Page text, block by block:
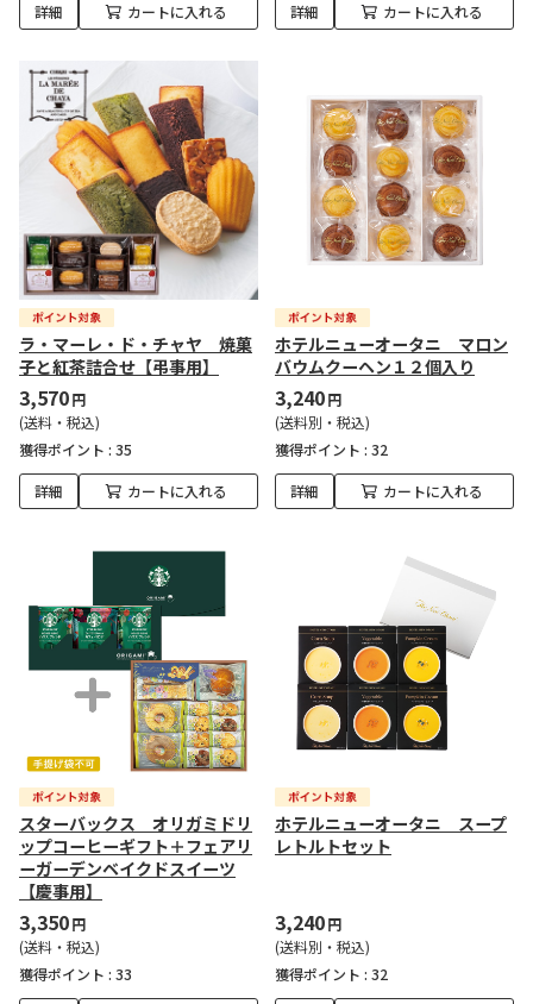
詳細 カートに入れる 詳細 カートに入れる
ラ・マーレ・ド・チャヤ 焼菓
子と紅茶詰合せ【弔事用】
3,570円
(送料・税込)
獲得ポイント : 35
詳細 カートに入れる
ホテルニューオータニ マロン
バウムクーヘン１２個入り
3,240円
(送料別・税込)
獲得ポイント : 32
詳細 カートに入れる
スターバックス オリガミドリ
ップコーヒーギフト＋フェアリ
ーガーデンベイクドスイーツ
【慶事用】
3,350円
(送料・税込)
獲得ポイント : 33
ホテルニューオータニ スープ
レトルトセット
3,240円
(送料別・税込)
獲得ポイント : 32